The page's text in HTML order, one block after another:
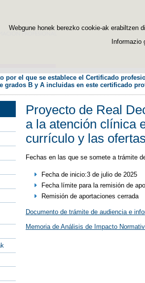
Webgune honek berezko cookie-ak erabiltzen
Informazio
por el que se establece el Certificado
grados B y A incluidas en este certificado
Proyecto de Real
a la atención clínica
currículo y las
Fechas en las que se somete a trámite
Fecha de inicio:3 de julio de 2025
Fecha límite para la remisión de
Remisión de aportaciones cerrada
Documento de trámite de audiencia e
Memoria de Análisis de Impacto